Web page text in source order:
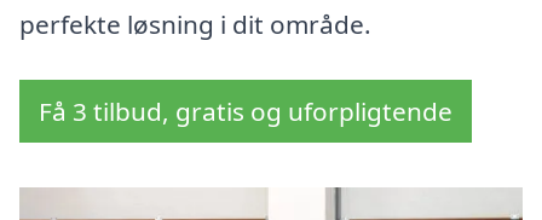
perfekte løsning i dit område.
Få 3 tilbud, gratis og uforpligtende